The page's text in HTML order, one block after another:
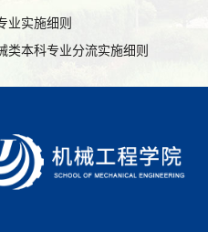
业实施细则
类本科专业分流实施细则